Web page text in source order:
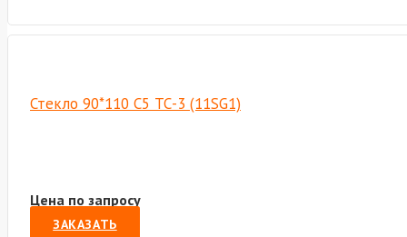
Стекло 90*110 С5 ТС-3 (11SG1)
Цена по запросу
ЗАКАЗАТЬ